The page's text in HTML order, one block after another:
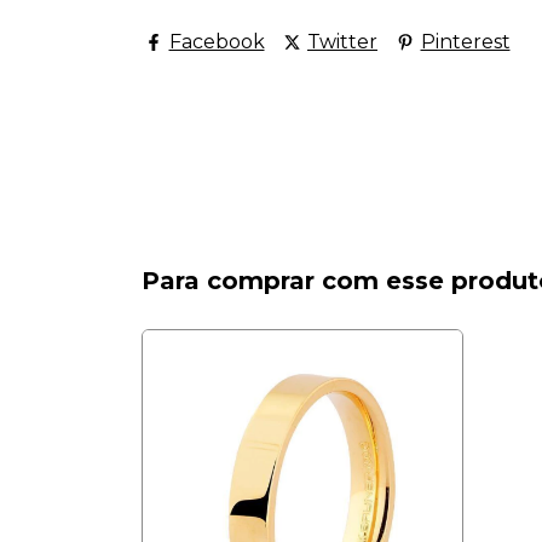
Facebook Twitter Pinterest
Para comprar com esse